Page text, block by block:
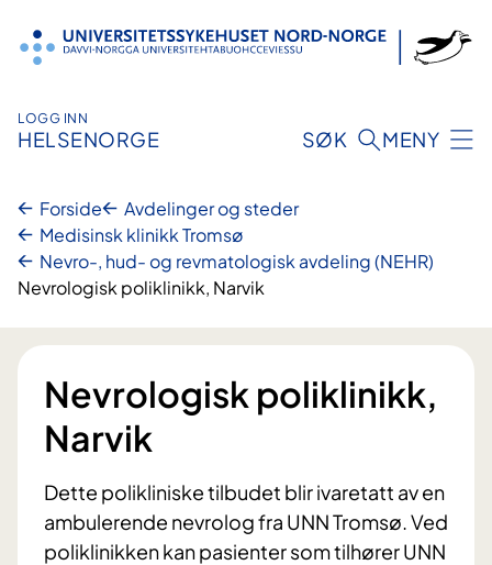
innhold
LOGG INN
HELSENORGE SØK MENY
Forside
Avdelinger og steder
Medisinsk klinikk Tromsø
Nevro-, hud- og revmatologisk avdeling (NEHR)
Nevrologisk poliklinikk, Narvik
Nevrologisk poliklinikk,
Narvik
Dette polikliniske tilbudet blir ivaretatt av en
ambulerende nevrolog fra UNN Tromsø. Ved
poliklinikken kan pasienter som tilhører UNN